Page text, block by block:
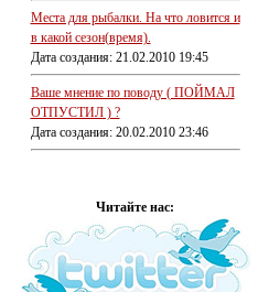
Места для рыбалки. На что ловится и
в какой сезон(время).
Дата создания: 21.02.2010 19:45
Ваше мнение по поводу ( ПОЙМАЛ
ОТПУСТИЛ ) ?
Дата создания: 20.02.2010 23:46
Читайте нас: